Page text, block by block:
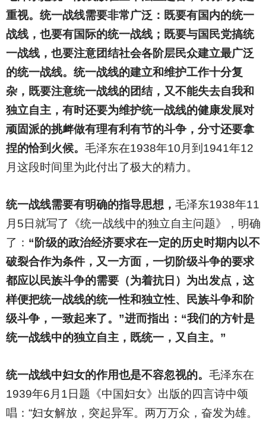
重视。统一战线需要非常广泛：既要有国内的统一
战线，也要有国际的统一战线；既要与国民党搞统
一战线，也要注意团结社会各阶层民众建立最广泛
的统一战线。统一战线的建立和维护工作十分复
杂，既要注意统一战线的团结，又不能失去自我和
独立自主，有时还要为维护统一战线的健康发展对
顽固派的挑衅做有理有利有节的斗争，分寸还要拿
捏的恰到火候。 毛泽东在1938年10月到1941年12
月这段时间里为此付出了极大的精力。
统一战线需要有明确的指导思想， 毛泽东1938年11
月5日就写了《统一战线中的独立自主问题》，明确
了： “阶级的政治经济要求在一定的历史时期内以不
破裂合作为条件，又一方面，一切阶级斗争的要求
都应以民族斗争的需要（为着抗日）为出发点，这
样便把统一战线的统一性和独立性、民族斗争和阶
级斗争，一致起来了。”进而指出：“我们的方针是
统一战线中的独立自主，既统一，又自主。”
统一战线中妇女的作用也是不容忽视的。 毛泽东在
1939年6月1日题《中国妇女》出版的四言诗中颂
唱：“妇女解放，突起异军。两万万众，奋发为雄。